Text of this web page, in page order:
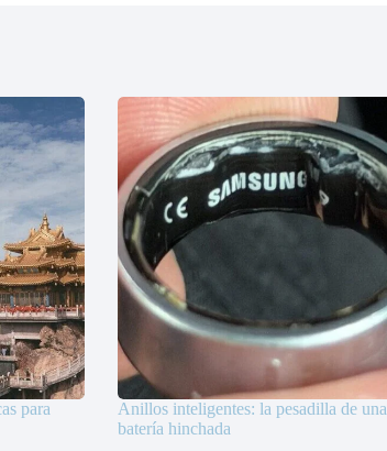
para
Anillos inteligentes: la pesadilla de una
batería hinchada